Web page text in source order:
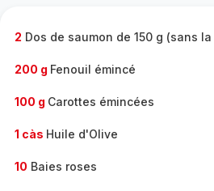
2 Dos de saumon de 150 g (sans
200 g Fenouil émincé
100 g Carottes émincées
1 càs Huile d'Olive
10 Baies roses